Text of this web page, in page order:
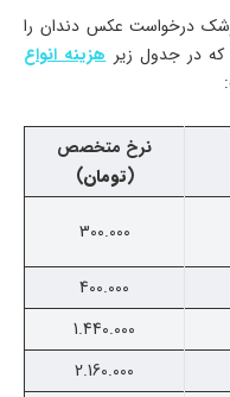
درخواست عکس دندان را
که در جدول زیرهزینه انواع
نرخ متخصص
(تومان)
300.000
400.000
1.440.000
2.160.000